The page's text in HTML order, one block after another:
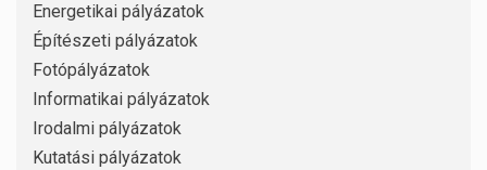
Energetikai pályázatok
Építészeti pályázatok
Fotópályázatok
Informatikai pályázatok
Irodalmi pályázatok
Kutatási pályázatok